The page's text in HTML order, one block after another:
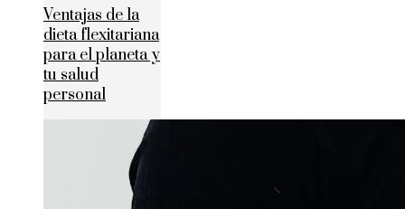
Ventajas de la
dieta flexitariana
para el planeta y
tu salud
personal